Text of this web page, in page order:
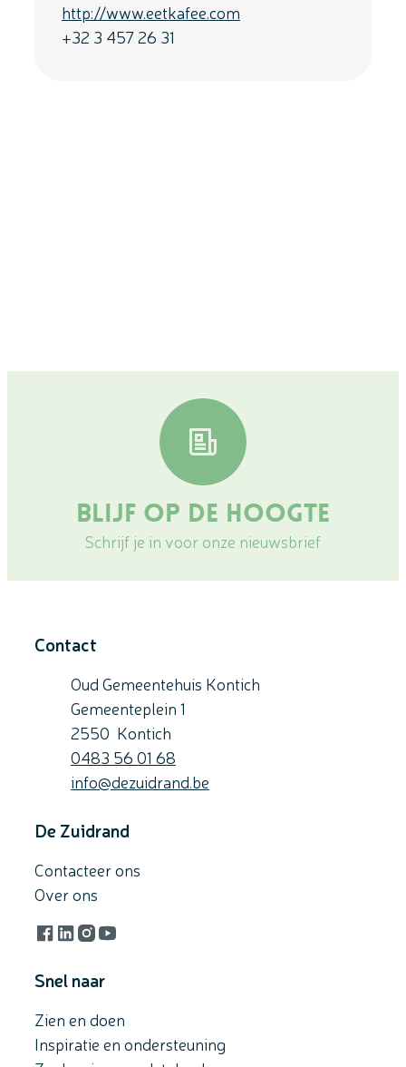
http://www.eetkafee.com
+32 3 457 26 31
Blijf op de hoogte
Schrijf je in voor onze nieuwsbrief
Contact
Oud Gemeentehuis Kontich
Gemeenteplein 1
,
2550 Kontich
0483 56 01 68
E-mailinfo@dezuidrand.be
De Zuidrand
Contacteer ons
Over ons
Facebook
LinkedIn
Instagram
YouTube
Snel naar
Zien en doen
Inspiratie en ondersteuning